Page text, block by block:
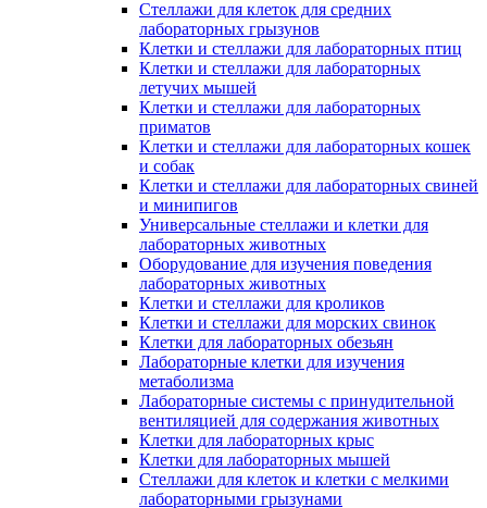
Стеллажи для клеток для средних
лабораторных грызунов
Клетки и стеллажи для лабораторных птиц
Клетки и стеллажи для лабораторных
летучих мышей
Клетки и стеллажи для лабораторных
приматов
Клетки и стеллажи для лабораторных кошек
и собак
Клетки и стеллажи для лабораторных свиней
и минипигов
Универсальные стеллажи и клетки для
лабораторных животных
Оборудование для изучения поведения
лабораторных животных
Клетки и стеллажи для кроликов
Клетки и стеллажи для морских свинок
Клетки для лабораторных обезьян
Лабораторные клетки для изучения
метаболизма
Лабораторные системы с принудительной
вентиляцией для содержания животных
Клетки для лабораторных крыс
Клетки для лабораторных мышей
Стеллажи для клеток и клетки с мелкими
лабораторными грызунами